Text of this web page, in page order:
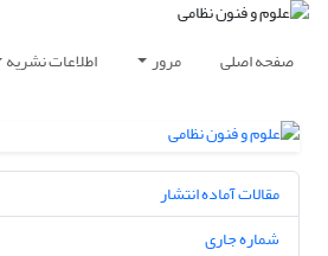
صفحه اصلی مرور اطلاعات نشریه
مقالات آماده انتشار
شماره جاری